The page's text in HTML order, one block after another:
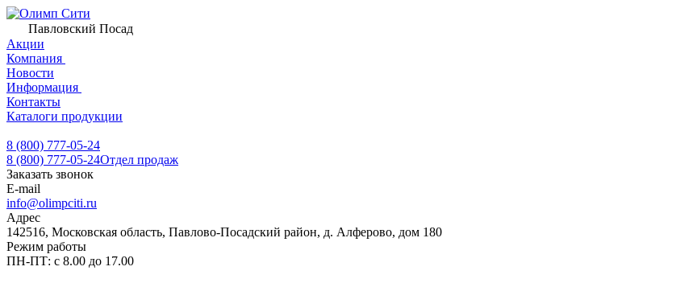
Павловский Посад
Акции
Компания
Новости
Информация
Контакты
Каталоги продукции
8 (800) 777-05-24
8 (800) 777-05-24Отдел продаж
Заказать звонок
E-mail
info@olimpciti.ru
Адрес
142516, Московская область, Павлово-Посадский район, д. Алферово, дом 180
Режим работы
ПН-ПТ: с 8.00 до 17.00